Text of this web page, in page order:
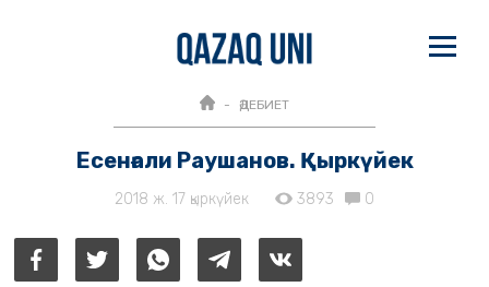
ӘДЕБИЕТ
Есенғали Раушанов. Қыркүйек
2018 ж. 17 қыркүйек 3893 0